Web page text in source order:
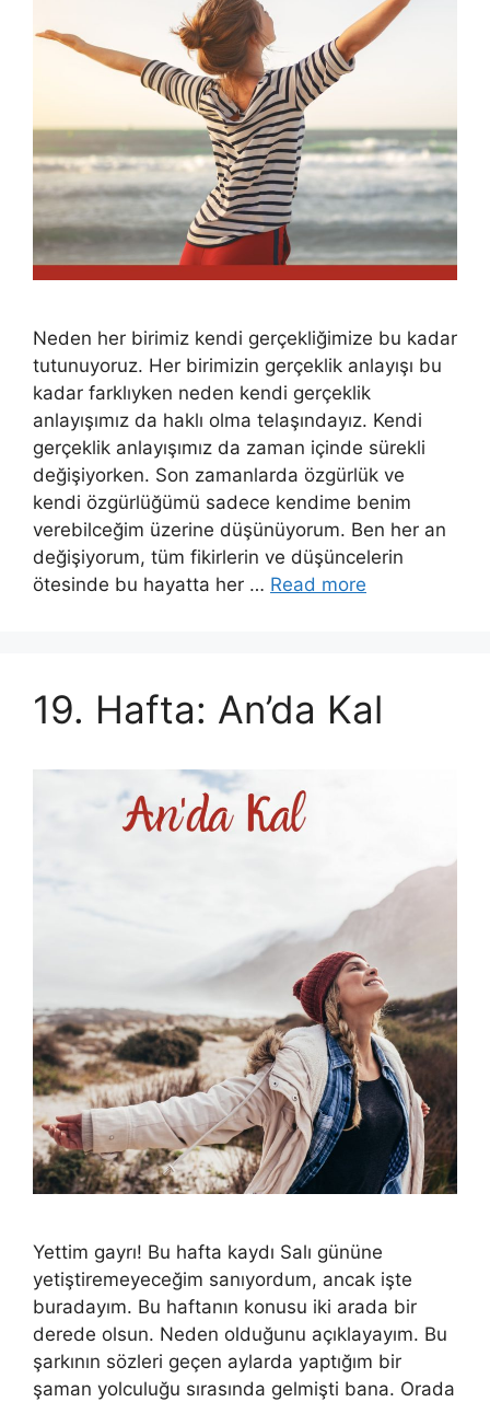
Neden her birimiz kendi gerçekliğimize bu kadar
tutunuyoruz. Her birimizin gerçeklik anlayışı bu
kadar farklıyken neden kendi gerçeklik
anlayışımız da haklı olma telaşındayız. Kendi
gerçeklik anlayışımız da zaman içinde sürekli
değişiyorken. Son zamanlarda özgürlük ve
kendi özgürlüğümü sadece kendime benim
verebilceğim üzerine düşünüyorum. Ben her an
değişiyorum, tüm fikirlerin ve düşüncelerin
ötesinde bu hayatta her … Read more
19. Hafta: An’da Kal
Yettim gayrı! Bu hafta kaydı Salı gününe
yetiştiremeyeceğim sanıyordum, ancak işte
buradayım. Bu haftanın konusu iki arada bir
derede olsun. Neden olduğunu açıklayayım. Bu
şarkının sözleri geçen aylarda yaptığım bir
şaman yolculuğu sırasında gelmişti bana. Orada